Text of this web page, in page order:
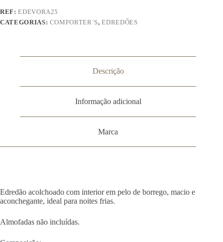
REF:EDEVORA25
CATEGORIAS: COMFORTER´S,EDREDÕES
Descrição
Informação adicional
Marca
Edredão acolchoado com interior em pelo de borrego, macio e
aconchegante, ideal para noites frias.
Almofadas não incluídas.